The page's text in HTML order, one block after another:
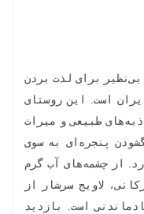
بی‌نظیر برای لذت بردن
است. این روستای
طبیعی و میراث
پنجره‌ای به سوی
از چشمه‌های آب گرم
لاویج سرشار از
است. بازدید